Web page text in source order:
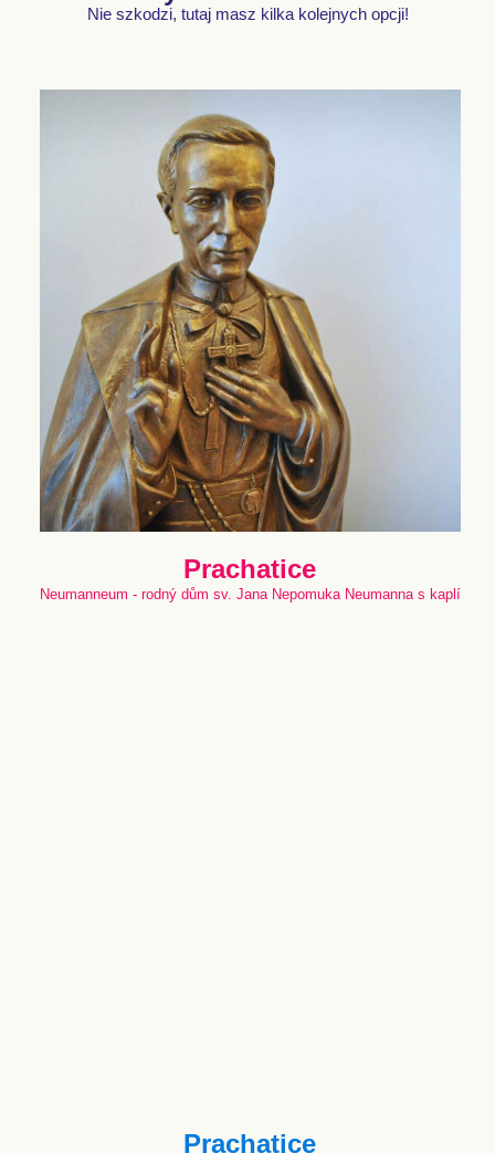
Nie szkodzi, tutaj masz kilka kolejnych opcji!
Prachatice
Neumanneum - rodný dům sv. Jana Nepomuka Neumanna s kaplí
Prachatice